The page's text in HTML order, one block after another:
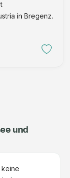
in Bregenz.
und
keine